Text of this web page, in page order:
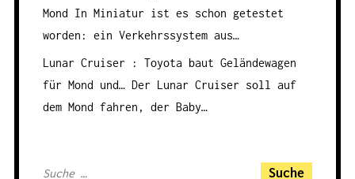
Mond In Miniatur ist es schon getestet
worden: ein Verkehrssystem aus…
Lunar Cruiser : Toyota baut Geländewagen
für Mond und…Der Lunar Cruiser soll auf
dem Mond fahren, der Baby…
S